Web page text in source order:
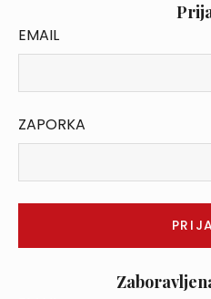
EMAIL
ZAPORKA